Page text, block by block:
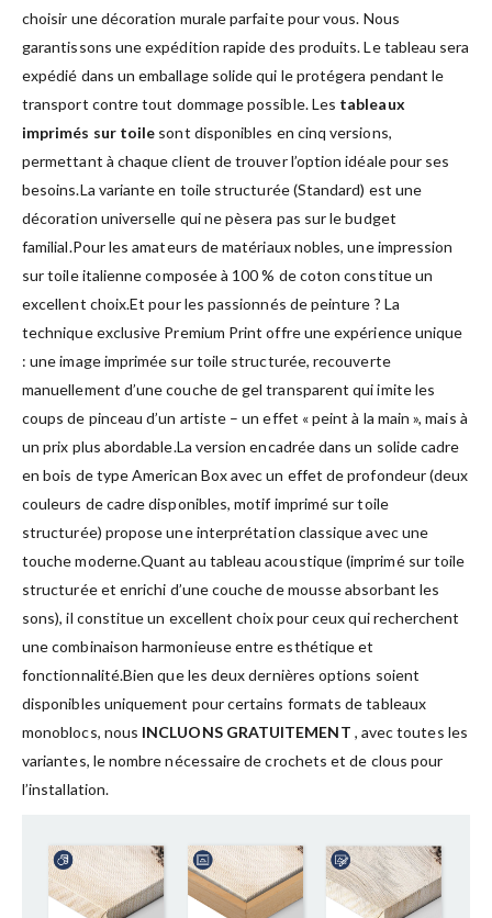
choisir une décoration murale parfaite pour vous. Nous
garantissons une expédition rapide des produits. Le tableau sera
expédié dans un emballage solide qui le protégera pendant le
transport contre tout dommage possible. Les tableaux
imprimés sur toile sont disponibles en cinq versions,
permettant à chaque client de trouver l’option idéale pour ses
besoins.La variante en toile structurée (Standard) est une
décoration universelle qui ne pèsera pas sur le budget
familial.Pour les amateurs de matériaux nobles, une impression
sur toile italienne composée à 100 % de coton constitue un
excellent choix.Et pour les passionnés de peinture ? La
technique exclusive Premium Print offre une expérience unique
: une image imprimée sur toile structurée, recouverte
manuellement d’une couche de gel transparent qui imite les
coups de pinceau d’un artiste – un effet « peint à la main », mais à
un prix plus abordable.La version encadrée dans un solide cadre
en bois de type American Box avec un effet de profondeur (deux
couleurs de cadre disponibles, motif imprimé sur toile
structurée) propose une interprétation classique avec une
touche moderne.Quant au tableau acoustique (imprimé sur toile
structurée et enrichi d’une couche de mousse absorbant les
sons), il constitue un excellent choix pour ceux qui recherchent
une combinaison harmonieuse entre esthétique et
fonctionnalité.Bien que les deux dernières options soient
disponibles uniquement pour certains formats de tableaux
monoblocs, nous INCLUONS GRATUITEMENT , avec toutes les
variantes, le nombre nécessaire de crochets et de clous pour
l’installation.